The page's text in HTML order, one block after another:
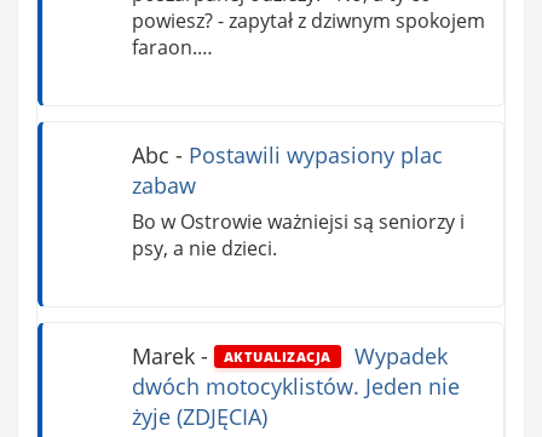
powiesz? - zapytał z dziwnym spokojem
faraon.…
Abc - Postawili wypasiony plac
zabaw
Bo w Ostrowie ważniejsi są seniorzy i
psy, a nie dzieci.
Marek- AKTUALIZACJA
Wypadek
dwóch motocyklistów. Jeden nie
żyje (ZDJĘCIA)